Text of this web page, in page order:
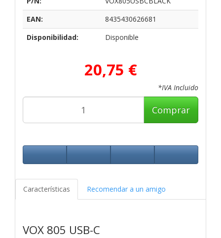
EAN:
8435430626681
Disponibilidad:
Disponible
20,75 €
*IVA Incluido
Comprar
Características Recomendar a un amigo
VOX 805 USB-C